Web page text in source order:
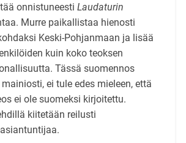
onnistuneesti Laudaturin
Murre paikallistaa hienosti
Keski-Pohjanmaan ja lisää
kuin koko teoksen
Tässä suomennos
ei tule edes mieleen, että
ei ole suomeksi kirjoitettu.
kiitetään reilusti